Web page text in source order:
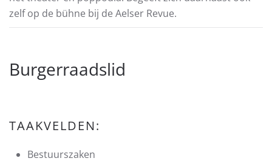
zelf op de bühne bij de Aelser Revue.
Burgerraadslid
TAAKVELDEN:
Bestuurszaken